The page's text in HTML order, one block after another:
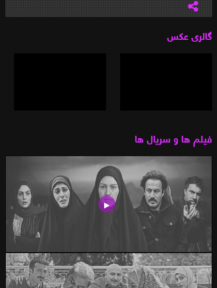
گالری عکس
فیلم ها و سریال ها